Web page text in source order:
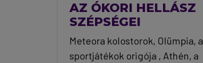
AZ ÓKORI HELLÁSZ
SZÉPSÉGEI
Meteora kolostorok, Olümpia, a
sportjátékok origója , Athén, a